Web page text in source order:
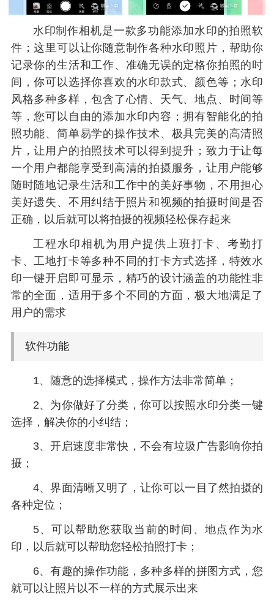
水印制作相机是一款多功能添加水印的拍照软
件；这里可以让你随意制作各种水印照片，帮助你
记录你的生活和工作、准确无误的定格你拍照的时
间，你可以选择你喜欢的水印款式、颜色等；水印
风格多种多样，包含了心情、天气、地点、时间等
等，您可以自由的添加水印内容；拥有智能化的拍
照功能、简单易学的操作技术、极具完美的高清照
片，让用户的拍照技术可以得到提升；致力于让每
一个用户都能享受到高清的拍摄服务，让用户能够
随时随地记录生活和工作中的美好事物，不用担心
美好遗失、不用纠结于照片和视频的拍摄时间是否
正确，以后就可以将拍摄的视频轻松保存起来
工程水印相机为用户提供上班打卡、考勤打
卡、工地打卡等多种不同的打卡方式选择，特效水
印一键开启即可显示，精巧的设计涵盖的功能性非
常的全面，适用于多个不同的方面，极大地满足了
用户的需求
软件功能
1、随意的选择模式，操作方法非常简单；
2、为你做好了分类，你可以按照水印分类一键
选择，解决你的小纠结；
3、开启速度非常快，不会有垃圾广告影响你拍
摄；
4、界面清晰又明了，让你可以一目了然拍摄的
各种定位；
5、可以帮助您获取当前的时间、地点作为水
印，以后就可以帮助您轻松拍照打卡；
6、有趣的操作功能，多种多样的拼图方式，您
就可以让照片以不一样的方式展示出来